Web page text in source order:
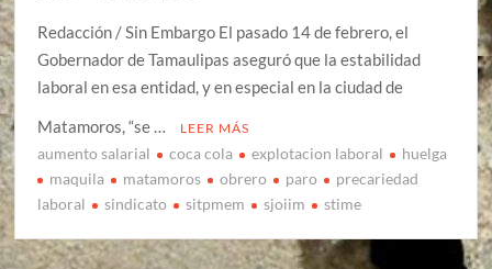
Redacción / Sin Embargo El pasado 14 de febrero, el
Gobernador de Tamaulipas aseguró que la estabilidad
laboral en esa entidad, y en especial en la ciudad de
Matamoros, “se …
LEER MÁS
aumento salarial coca cola explotacion laboral
huelga
maquila
matamoros obrero paro
precariedad
laboral
sindicato sitpmem sjoiim stime